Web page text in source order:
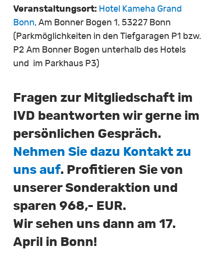
Veranstaltungsort: Hotel Kameha Grand
Bonn, Am Bonner Bogen 1, 53227 Bonn
(Parkmöglichkeiten in den Tiefgaragen P1 bzw.
P2 Am Bonner Bogen unterhalb des Hotels
und im Parkhaus P3)
Fragen zur Mitgliedschaft im
IVD beantworten wir gerne im
persönlichen Gespräch.
Nehmen Sie dazu Kontakt zu
uns auf. Profitieren Sie von
unserer Sonderaktion und
sparen 968,- EUR.
Wir sehen uns dann am 17.
April in Bonn!